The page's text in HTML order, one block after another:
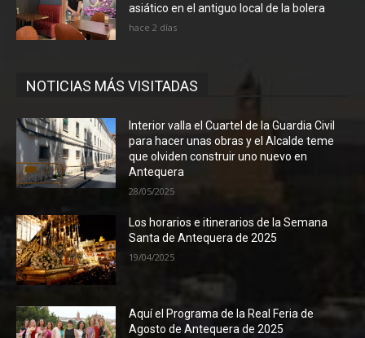
asiático en el antiguo local de la bolera
hace 2 días
NOTICIAS MÁS VISITADAS
Interior valla el Cuartel de la Guardia Civil
para hacer unas obras y el Alcalde teme
que olviden construir uno nuevo en
Antequera
28/05/2025
Los horarios e itinerarios de la Semana
Santa de Antequera de 2025
19/04/2025
Aquí el Programa de la Real Feria de
Agosto de Antequera de 2025